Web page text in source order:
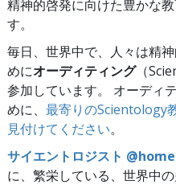
精神的啓発に向けた豊かな
す。
毎日、世界中で、人々は精
めにオーディティング（
参加しています。 オーディ
めに、 最寄りのScientology
見付けてください。
サイエントロジスト @home
に、繁栄している、世界中